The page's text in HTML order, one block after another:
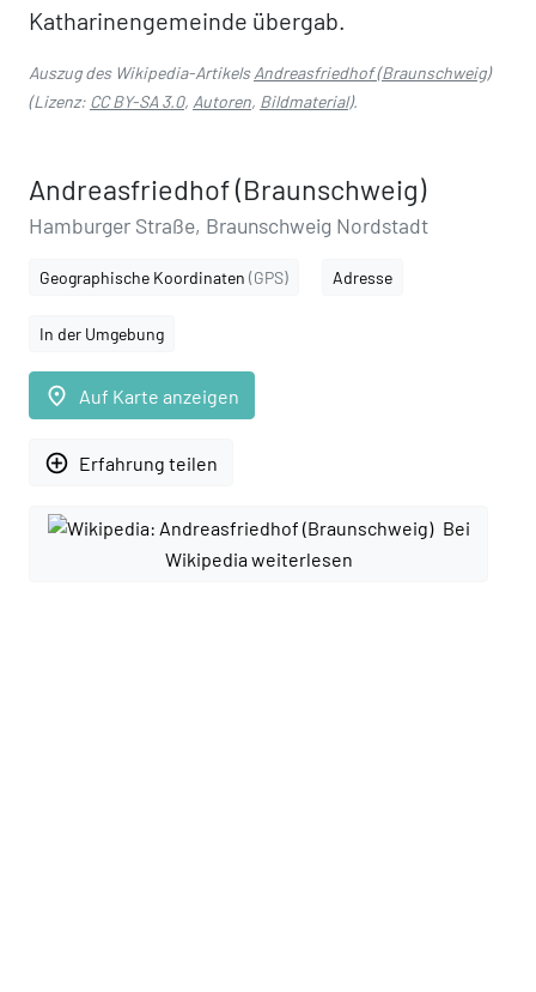
Katharinengemeinde übergab.
Auszug des Wikipedia-ArtikelsAndreasfriedhof (Braunschweig)
(Lizenz: CC BY-SA 3.0, Autoren, Bildmaterial).
Andreasfriedhof (Braunschweig)
Hamburger Straße, Braunschweig Nordstadt
Geographische Koordinaten (GPS) Adresse
In der Umgebung
place Auf Karte anzeigen
add_circle_outline Erfahrung teilen
Bei
Wikipedia weiterlesen